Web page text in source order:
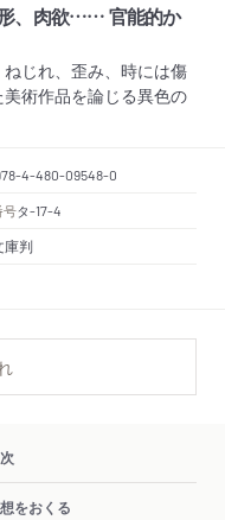
、肉欲…… 官能的か
じれ、歪み、時には傷
術作品を論じる異色の
4-480-09548-0
号タ-17-4
庫判
をおくる